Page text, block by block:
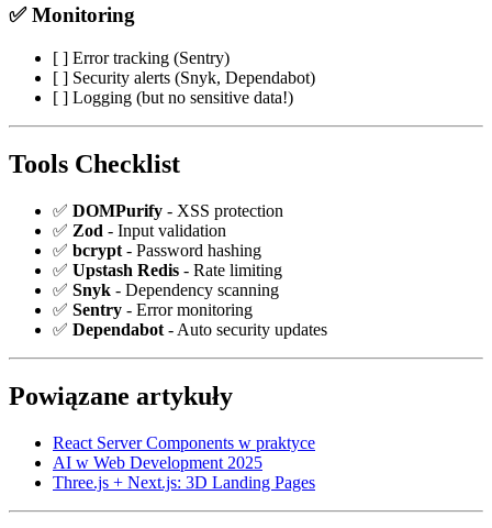
✅ Monitoring
[ ] Error tracking (Sentry)
[ ] Security alerts (Snyk, Dependabot)
[ ] Logging (but no sensitive data!)
Tools Checklist
✅ DOMPurify - XSS protection
✅ Zod - Input validation
✅ bcrypt - Password hashing
✅ Upstash Redis - Rate limiting
✅ Snyk - Dependency scanning
✅ Sentry - Error monitoring
✅ Dependabot - Auto security updates
Powiązane artykuły
React Server Components w praktyce
AI w Web Development 2025
Three.js + Next.js: 3D Landing Pages